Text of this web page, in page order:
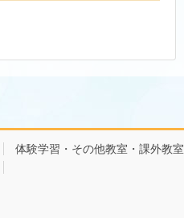
体験学習・その他教室・課外教室